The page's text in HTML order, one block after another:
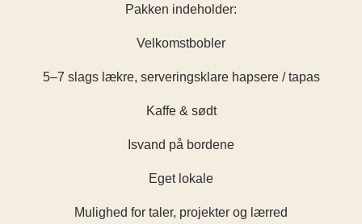
Pakken indeholder:
Velkomstbobler
5–7 slags lækre, serveringsklare hapsere / tapas
Kaffe & sødt
Isvand på bordene
Eget lokale
Mulighed for taler, projekter og lærred